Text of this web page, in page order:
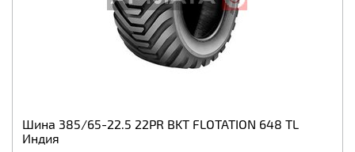
Шина 385/65-22.5 22PR BKT FLOTATION 648 TL
Индия